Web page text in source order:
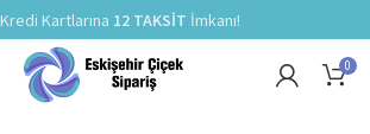
0
Kartlarına 12 TAKSİT İmkanı!